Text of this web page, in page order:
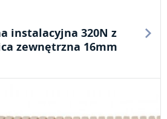
instalacyjna 320N z
zewnętrzna 16mm